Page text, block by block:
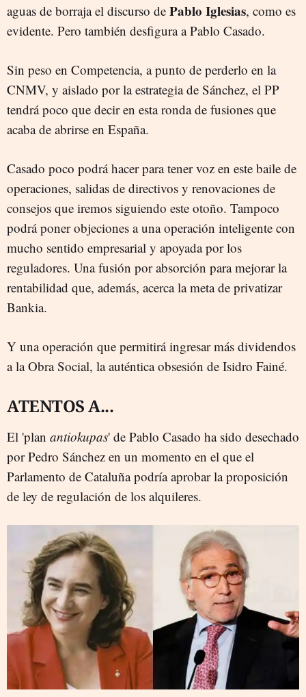
aguas de borraja el discurso de Pablo Iglesias, como es
evidente. Pero también desfigura a Pablo Casado.
Sin peso en Competencia, a punto de perderlo en la
CNMV, y aislado por la estrategia de Sánchez, el PP
tendrá poco que decir en esta ronda de fusiones que
acaba de abrirse en España.
Casado poco podrá hacer para tener voz en este baile de
operaciones, salidas de directivos y renovaciones de
consejos que iremos siguiendo este otoño. Tampoco
podrá poner objeciones a una operación inteligente con
mucho sentido empresarial y apoyada por los
reguladores. Una fusión por absorción para mejorar la
rentabilidad que, además, acerca la meta de privatizar
Bankia.
Y una operación que permitirá ingresar más dividendos
a la Obra Social, la auténtica obsesión de Isidro Fainé.
ATENTOS A...
El 'plan antiokupas' de Pablo Casado ha sido desechado
por Pedro Sánchez en un momento en el que el
Parlamento de Cataluña podría aprobar la proposición
de ley de regulación de los alquileres.